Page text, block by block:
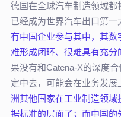
德国在全球汽车制造领域都
已经成为世界汽车出口第一
有中国企业参与其中，其
难形成闭环、很难具有充分
果没有和Catena-X的深度
定中去，可能会在业务发展
洲其他国家在工业制造领
据标准的层面了；而中国